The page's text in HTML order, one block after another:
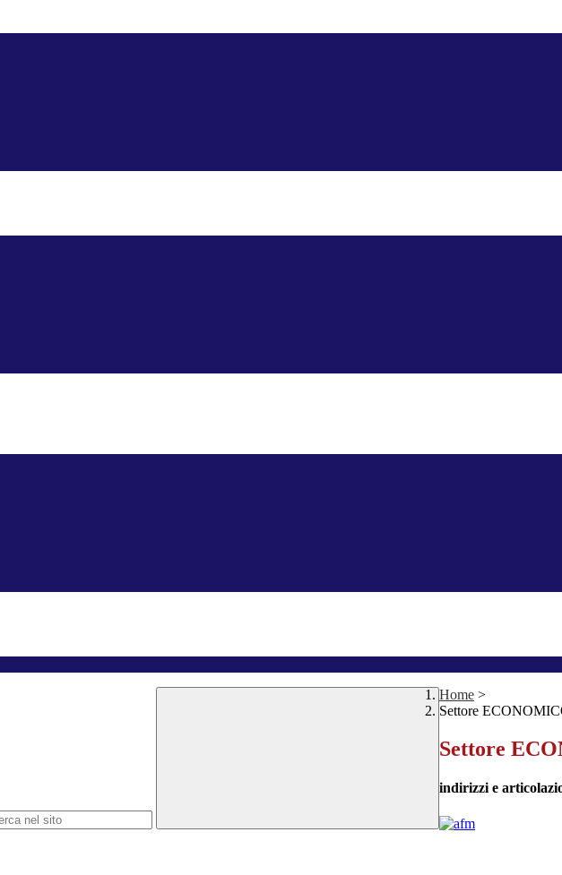
Home >
Settore
Settore
indirizzi e